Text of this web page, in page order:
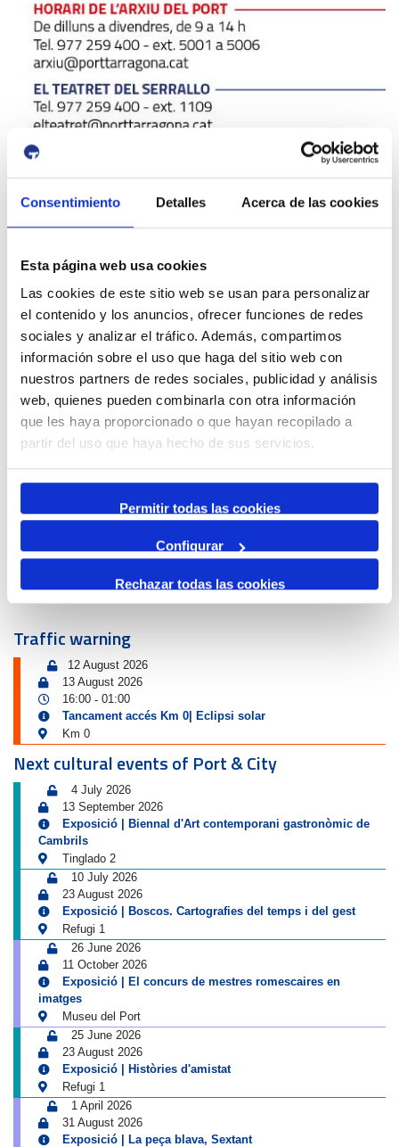
Consentimiento Detalles Acerca de las cookies
Esta página web usa cookies
Las cookies de este sitio web se usan para personalizar
el contenido y los anuncios, ofrecer funciones de redes
sociales y analizar el tráfico. Además, compartimos
información sobre el uso que haga del sitio web con
nuestros partners de redes sociales, publicidad y análisis
web, quienes pueden combinarla con otra información
que les haya proporcionado o que hayan recopilado a
partir del uso que haya hecho de sus servicios.
Permitir todas las cookies
Configurar
Rechazar todas las cookies
id:3363
Previous Event
Next Event
Port & City
DIGITAL CTIVITIES
Traffic warning
12 August 2026
13 August 2026
16:00 - 01:00
Tancament accés Km 0| Eclipsi solar
Km 0
Next cultural events of Port & City
4 July 2026
13 September 2026
Exposició | Biennal d'Art contemporani gastronòmic de
Cambrils
Tinglado 2
10 July 2026
23 August 2026
Exposició | Boscos. Cartografies del temps i del gest
Refugi 1
26 June 2026
11 October 2026
Exposició | El concurs de mestres romescaires en
imatges
Museu del Port
25 June 2026
23 August 2026
Exposició | Històries d'amistat
Refugi 1
1 April 2026
31 August 2026
Exposició | La peça blava, Sextant